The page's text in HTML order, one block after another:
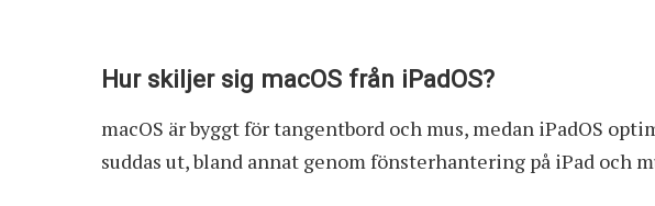
Hur skiljer sig macOS från iPadOS?
macOS är byggt för tangentbord och mus, medan iPadOS
suddas ut, bland annat genom fönsterhantering på iPad och